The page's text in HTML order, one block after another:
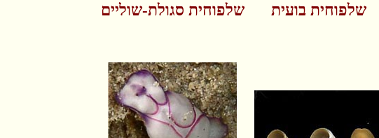
שלפוחית סגולת-שוליים שלפוחית בועית